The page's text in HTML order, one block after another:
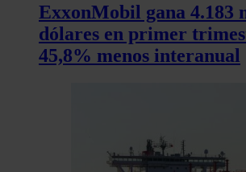
ExxonMobil gana 4.183
dólares en primer
45,8% menos interanual